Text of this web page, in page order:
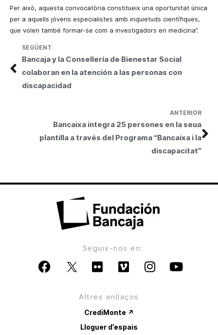
Per això, aquesta convocatòria constitueix una oportunitat única
per a aquells jóvens especialistes amb inquietuds científiques,
que volen també formar-se com a investigadors en medicina”.
ANTERIOR
Bancaixa integra 25 persones en la seua
plantilla a través del Programa “Bancaixa i la
discapacitat”
SEGÜENT
Bancaja y la Consellería de Bienestar Social
colaboran en la atención a las personas con
discapacidad
Seguix-nos en:
Altres enllaços
CrediMonte ↗
Lloguer d’espais